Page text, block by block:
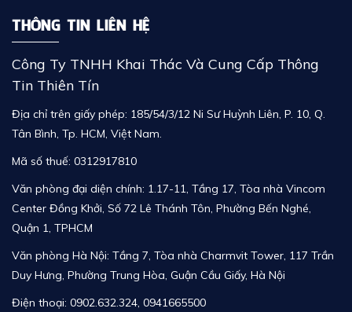
THÔNG TIN LIÊN HỆ
Công Ty TNHH Khai Thác Và Cung Cấp Thông
Tin Thiên Tín
Địa chỉ trên giấy phép: 185/54/3/12 Ni Sư Huỳnh Liên, P. 10, Q.
Tân Bình, Tp. HCM, Việt Nam.
Mã số thuế: 0312917810
Văn phòng đại diện chính: 1.17-11, Tầng 17, Tòa nhà Vincom
Center Đồng Khởi, Số 72 Lê Thánh Tôn, Phường Bến Nghé,
Quận 1, TPHCM
Văn phòng Hà Nội: Tầng 7, Tòa nhà Charmvit Tower, 117 Trần
Duy Hưng, Phường Trung Hòa, Guận Cầu Giấy, Hà Nội
Điện thoại: 0902.632.324, 0941665500